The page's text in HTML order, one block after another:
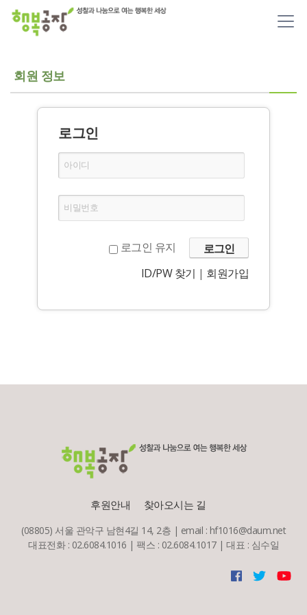
메뉴 건너뛰기
회원 정보
로그인
아이디
비밀번호
로그인 유지
ID/PW 찾기 | 회원가입
후원안내 찾아오시는 길
(08805) 서울 관악구 남현4길 14, 2층 | email : hf1016@daum.net
대표전화 : 02.6084.1016 | 팩스 : 02.6084.1017 | 대표 : 심수일